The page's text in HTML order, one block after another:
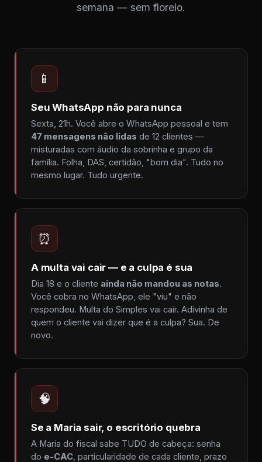
semana — sem floreio.
📱
Seu WhatsApp não para nunca
Sexta, 21h. Você abre o WhatsApp pessoal e tem
47 mensagens não lidas de 12 clientes —
misturadas com áudio da sobrinha e grupo da
família. Folha, DAS, certidão, "bom dia". Tudo no
mesmo lugar. Tudo urgente.
⏰
A multa vai cair — e a culpa é sua
Dia 18 e o cliente ainda não mandou as notas.
Você cobra no WhatsApp, ele "viu" e não
respondeu. Multa do Simples vai cair. Adivinha de
quem o cliente vai dizer que é a culpa? Sua. De
novo.
🧠
Se a Maria sair, o escritório quebra
A Maria do fiscal sabe TUDO de cabeça: senha
do e-CAC, particularidade de cada cliente, prazo